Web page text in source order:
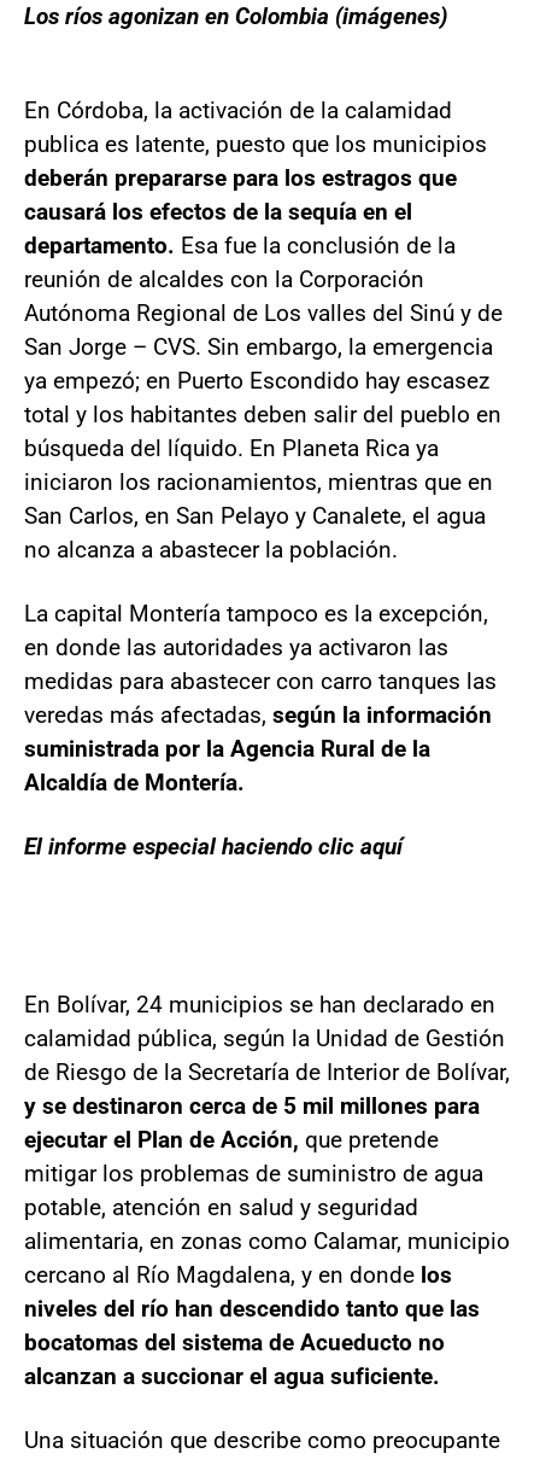
Los ríos agonizan en Colombia (imágenes)
En Córdoba, la activación de la calamidad
publica es latente, puesto que los municipios
deberán prepararse para los estragos que
causará los efectos de la sequía en el
departamento. Esa fue la conclusión de la
reunión de alcaldes con la Corporación
Autónoma Regional de Los valles del Sinú y de
San Jorge – CVS. Sin embargo, la emergencia
ya empezó; en Puerto Escondido hay escasez
total y los habitantes deben salir del pueblo en
búsqueda del líquido. En Planeta Rica ya
iniciaron los racionamientos, mientras que en
San Carlos, en San Pelayo y Canalete, el agua
no alcanza a abastecer la población.
La capital Montería tampoco es la excepción,
en donde las autoridades ya activaron las
medidas para abastecer con carro tanques las
veredas más afectadas, según la información
suministrada por la Agencia Rural de la
Alcaldía de Montería.
El informe especial haciendo clic aquí
En Bolívar, 24 municipios se han declarado en
calamidad pública, según la Unidad de Gestión
de Riesgo de la Secretaría de Interior de Bolívar,
y se destinaron cerca de 5 mil millones para
ejecutar el Plan de Acción, que pretende
mitigar los problemas de suministro de agua
potable, atención en salud y seguridad
alimentaria, en zonas como Calamar, municipio
cercano al Río Magdalena, y en donde los
niveles del río han descendido tanto que las
bocatomas del sistema de Acueducto no
alcanzan a succionar el agua suficiente.
Una situación que describe como preocupante